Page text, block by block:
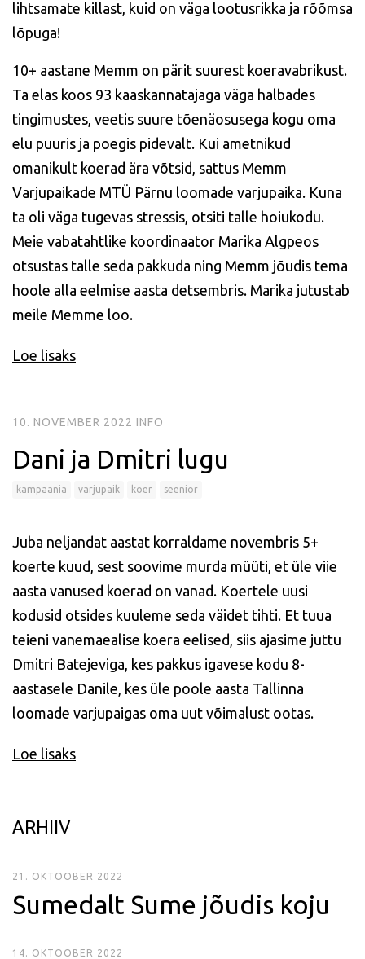
lihtsamate killast, kuid on väga lootusrikka ja rõõmsa
lõpuga!
10+ aastane Memm on pärit suurest koeravabrikust.
Ta elas koos 93 kaaskannatajaga väga halbades
tingimustes, veetis suure tõenäosusega kogu oma
elu puuris ja poegis pidevalt. Kui ametnikud
omanikult koerad ära võtsid, sattus Memm
Varjupaikade MTÜ Pärnu loomade varjupaika. Kuna
ta oli väga tugevas stressis, otsiti talle hoiukodu.
Meie vabatahtlike koordinaator Marika Algpeos
otsustas talle seda pakkuda ning Memm jõudis tema
hoole alla eelmise aasta detsembris. Marika jutustab
meile Memme loo.
Loe lisaks
10. NOVEMBER 2022 INFO
Dani ja Dmitri lugu
kampaania varjupaik koer seenior
Juba neljandat aastat korraldame novembris 5+
koerte kuud, sest soovime murda müüti, et üle viie
aasta vanused koerad on vanad. Koertele uusi
kodusid otsides kuuleme seda väidet tihti. Et tuua
teieni vanemaealise koera eelised, siis ajasime juttu
Dmitri Batejeviga, kes pakkus igavese kodu 8-
aastasele Danile, kes üle poole aasta Tallinna
loomade varjupaigas oma uut võimalust ootas.
Loe lisaks
ARHIIV
21. OKTOOBER 2022
Sumedalt Sume jõudis koju
14. OKTOOBER 2022